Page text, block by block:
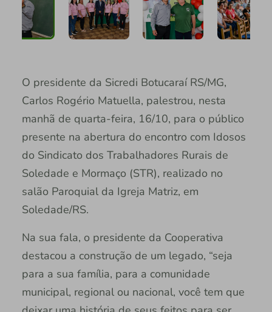
O presidente da Sicredi Botucaraí RS/MG,
Carlos Rogério Matuella, palestrou, nesta
manhã de quarta-feira, 16/10, para o público
presente na abertura do encontro com Idosos
do Sindicato dos Trabalhadores Rurais de
Soledade e Mormaço (STR), realizado no
salão Paroquial da Igreja Matriz, em
Soledade/RS.
Na sua fala, o presidente da Cooperativa
destacou a construção de um legado, “seja
para a sua família, para a comunidade
municipal, regional ou nacional, você tem que